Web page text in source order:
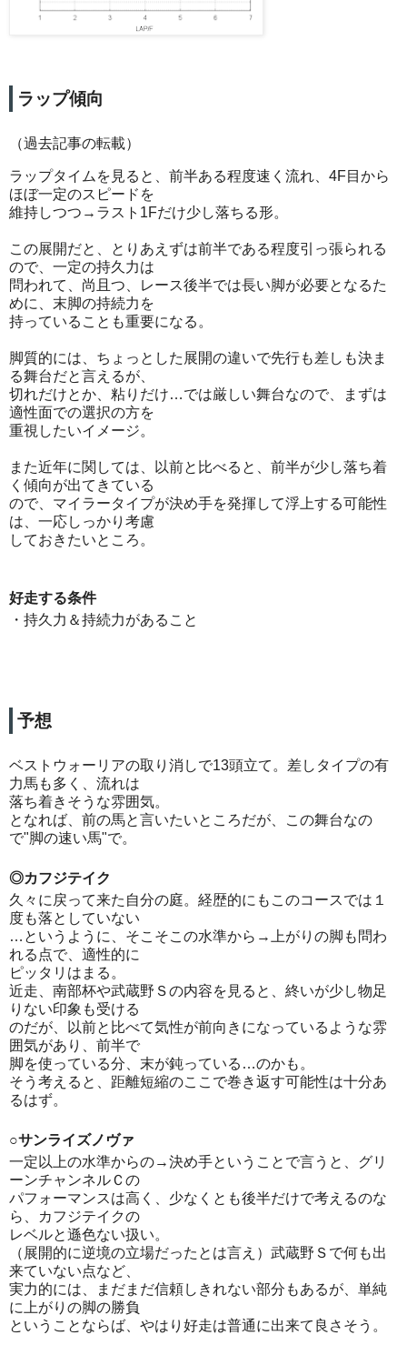
ラップ傾向
（過去記事の転載）
ラップタイムを見ると、前半ある程度速く流れ、4F目から
ほぼ一定のスピードを
維持しつつ→ラスト1Fだけ少し落ちる形。
この展開だと、とりあえずは前半である程度引っ張られる
ので、一定の持久力は
問われて、尚且つ、レース後半では長い脚が必要となるた
めに、末脚の持続力を
持っていることも重要になる。
脚質的には、ちょっとした展開の違いで先行も差しも決ま
る舞台だと言えるが、
切れだけとか、粘りだけ…では厳しい舞台なので、まずは
適性面での選択の方を
重視したいイメージ。
また近年に関しては、以前と比べると、前半が少し落ち着
く傾向が出てきている
ので、マイラータイプが決め手を発揮して浮上する可能性
は、一応しっかり考慮
しておきたいところ。
好走する条件
・持久力＆持続力があること
予想
ベストウォーリアの取り消しで13頭立て。差しタイプの有
力馬も多く、流れは
落ち着きそうな雰囲気。
となれば、前の馬と言いたいところだが、この舞台なの
で"脚の速い馬"で。
◎カフジテイク
久々に戻って来た自分の庭。経歴的にもこのコースでは１
度も落としていない
…というように、そこそこの水準から→上がりの脚も問わ
れる点で、適性的に
ピッタリはまる。
近走、南部杯や武蔵野Ｓの内容を見ると、終いが少し物足
りない印象も受ける
のだが、以前と比べて気性が前向きになっているような雰
囲気があり、前半で
脚を使っている分、末が鈍っている…のかも。
そう考えると、距離短縮のここで巻き返す可能性は十分あ
るはず。
○サンライズノヴァ
一定以上の水準からの→決め手ということで言うと、グリ
ーンチャンネルＣの
パフォーマンスは高く、少なくとも後半だけで考えるのな
ら、カフジテイクの
レベルと遜色ない扱い。
（展開的に逆境の立場だったとは言え）武蔵野Ｓで何も出
来ていない点など、
実力的には、まだまだ信頼しきれない部分もあるが、単純
に上がりの脚の勝負
ということならば、やはり好走は普通に出来て良さそう。